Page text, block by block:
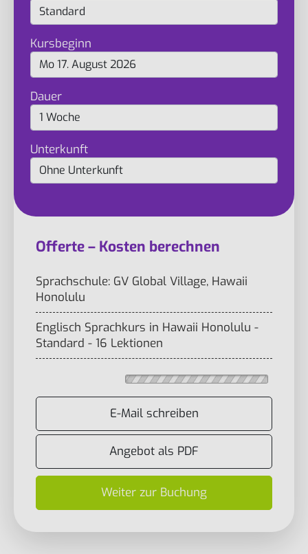
Kursbeginn
Dauer
Unterkunft
Offerte – Kosten berechnen
Sprachschule: GV Global Village, Hawaii
Honolulu
Englisch Sprachkurs in Hawaii Honolulu -
Standard - 16 Lektionen
E-Mail schreiben
Angebot als PDF
Weiter zur Buchung